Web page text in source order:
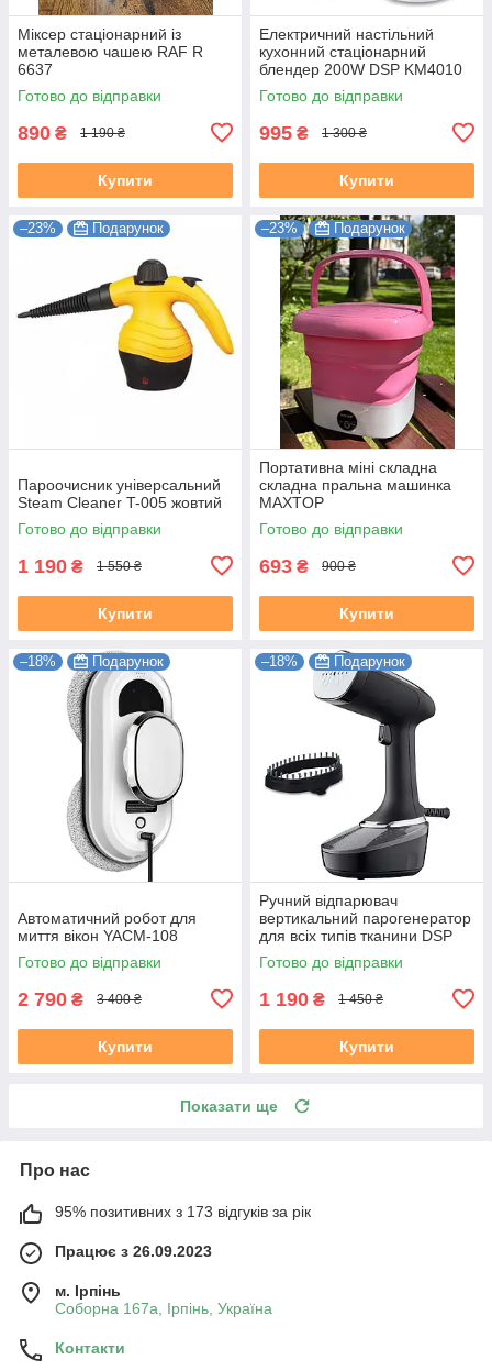
Міксер стаціонарний із
металевою чашею RAF R
6637
Готово до відправки
890 ₴ 1 190 ₴
Купити
Електричний настільний
кухонний стаціонарний
блендер 200W DSP KM4010
Готово до відправки
995 ₴ 1 300 ₴
Купити
–23% Подарунок
Пароочисник універсальний
Steam Cleaner T-005 жовтий
Готово до відправки
1 190 ₴ 1 550 ₴
Купити
–23% Подарунок
Портативна міні складна
складна пральна машинка
MAXTOP
Готово до відправки
693 ₴ 900 ₴
Купити
–18% Подарунок
Автоматичний робот для
миття вікон YACM-108
Готово до відправки
2 790 ₴ 3 400 ₴
Купити
–18% Подарунок
Ручний відпарювач
вертикальний парогенератор
для всіх типів тканини DSP
KD-1165 1500 Вт 400 мл
Готово до відправки
1 190 ₴ 1 450 ₴
Купити
Показати ще
Про нас
95% позитивних з 173 відгуків за рік
Працює з 26.09.2023
м. Ірпінь
Соборна 167а, Ірпінь, Україна
Контакти